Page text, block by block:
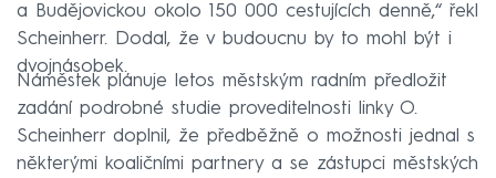
a Budějovickou okolo 150 000 cestujících denně,“ řekl
Scheinherr. Dodal, že v budoucnu by to mohl být i
dvojnásobek.
Náměstek plánuje letos městským radním předložit
zadání podrobné studie proveditelnosti linky O.
Scheinherr doplnil, že předběžně o možnosti jednal s
některými koaličními partnery a se zástupci městských